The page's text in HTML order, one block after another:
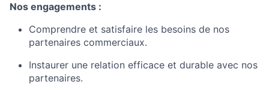
Nos engagements :
Comprendre et satisfaire les besoins de nos
partenaires commerciaux.
Instaurer une relation efficace et durable avec nos
partenaires.